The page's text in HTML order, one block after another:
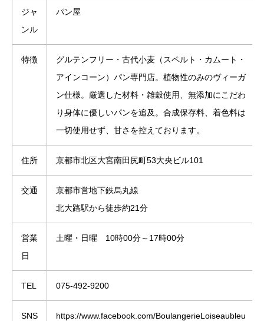
ジャ
ンル
パン屋
特徴
グルテンフリー・古代小麦（スペルト・カムート・
アインコーン）パン専門店。植物性のみのヴィーガ
ン仕様。厳選した材料・雑穀使用、無添加にこだわ
り身体に優しいパンを追及。合成保存料、着色料は
一切使用せず、甘さを控えております。
住所 京都市北区大宮南田尻町53大央ビル101
交通
京都市営地下鉄烏丸線
北大路駅から徒歩約21分
営業
日
土曜・日曜 10時00分～17時00分
TEL 075-492-9200
SNS https://www.facebook.com/BoulangerieLoiseaubleu